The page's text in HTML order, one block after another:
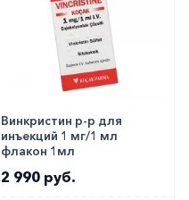
Винкристин р-р для
инъекций 1 мг/1 мл
флакон 1мл
2 990 руб.